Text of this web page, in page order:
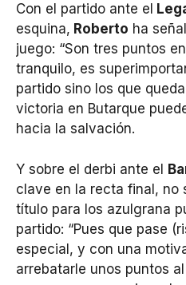
Con el partido ante el
esquina, Roberto ha
juego: “Son tres puntos
tranquilo, es
partido sino los que
victoria en Butarque
hacia la salvación.
Y sobre el derbi ante el
clave en la recta final, no
título para los azulgrana
partido: “Pues que pase
especial, y con una
arrebatarle unos puntos